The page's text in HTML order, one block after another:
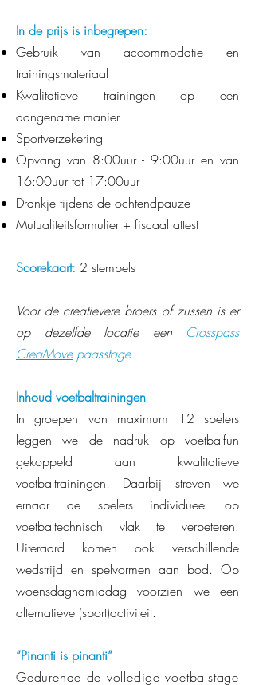
In de prijs is inbegrepen:
Gebruik van accommodatie en
trainingsmateriaal
Kwalitatieve trainingen op een
aangename manier
Sportverzekering
Opvang van 8:00uur - 9:00uur en van
16:00uur tot 17:00uur
Drankje tijdens de ochtendpauze
Mutualiteitsformulier + fiscaal attest
Scorekaart: 2 stempels
Voor de creatievere broers of zussen is er
op dezelfde locatie een
Crosspass
CreaMovepaasstage.
Inhoud voetbaltrainingen
In groepen van maximum 12 spelers
leggen we de nadruk op voetbalfun
gekoppeld aan kwalitatieve
voetbaltrainingen. Daarbij streven we
ernaar de spelers individueel op
voetbaltechnisch vlak te verbeteren.
Uiteraard komen ook verschillende
wedstrijd en spelvormen aan bod. Op
woensdagnamiddag voorzien we een
alternatieve (sport)activiteit.
“Pinanti is pinanti”
Gedurende de volledige voetbalstage